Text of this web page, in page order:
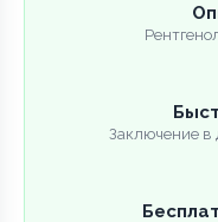
Заключение в